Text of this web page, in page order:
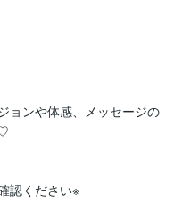
ョンや体感、メッセージの
認ください※